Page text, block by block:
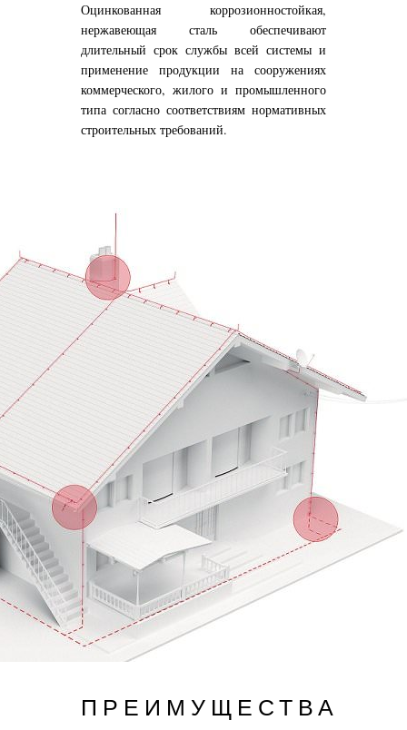
Оцинкованная коррозионностойкая,
нержавеющая сталь обеспечивают
длительный срок службы всей системы и
применение продукции на сооружениях
коммерческого, жилого и промышленного
типа согласно соответствиям нормативных
строительных требований.
ПРЕИМУЩЕСТВА